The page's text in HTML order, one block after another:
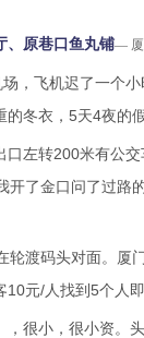
、原巷口鱼丸铺— 厦
，飞机迟了一个
冬衣，5天4夜的假
左转200米有公交
开了金口问了过路
轮渡码头对面。厦
元/人找到5个人即
，很小，很小资。